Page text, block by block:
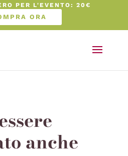
PER L'EVENTO: 20€
ORA
anche